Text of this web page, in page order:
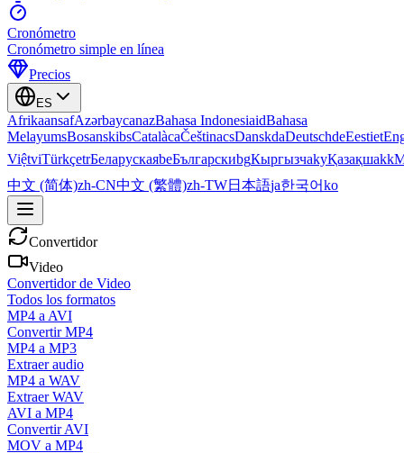
Cronómetro
Cronómetro simple en línea
Precios
ES
AfrikaansafAzərbaycanazBahasa IndonesiaidBahasa
MelayumsBosanskibsCatalàcaČeštinacsDanskdaDeutschdeEestiet
ViệtviTürkçetrБеларускаяbeБългарскиbgКыргызчаkyҚазақшаkk
中文 (简体)zh-CN中文 (繁體)zh-TW日本語ja한국어ko
Convertidor
Video
Convertidor de Video
Todos los formatos
MP4 a AVI
Convertir MP4
MP4 a MP3
Extraer audio
MP4 a WAV
Extraer WAV
AVI a MP4
Convertir AVI
MOV a MP4